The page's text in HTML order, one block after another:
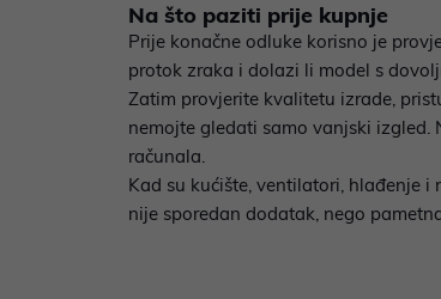
Na što paziti prije kupnje
Prije konačne odluke korisno je
protok zraka i dolazi li model s
Zatim provjerite kvalitetu izrade,
nemojte gledati samo vanjski
računala.
Kad su kućište, ventilatori, hlađenje
nije sporedan dodatak, nego